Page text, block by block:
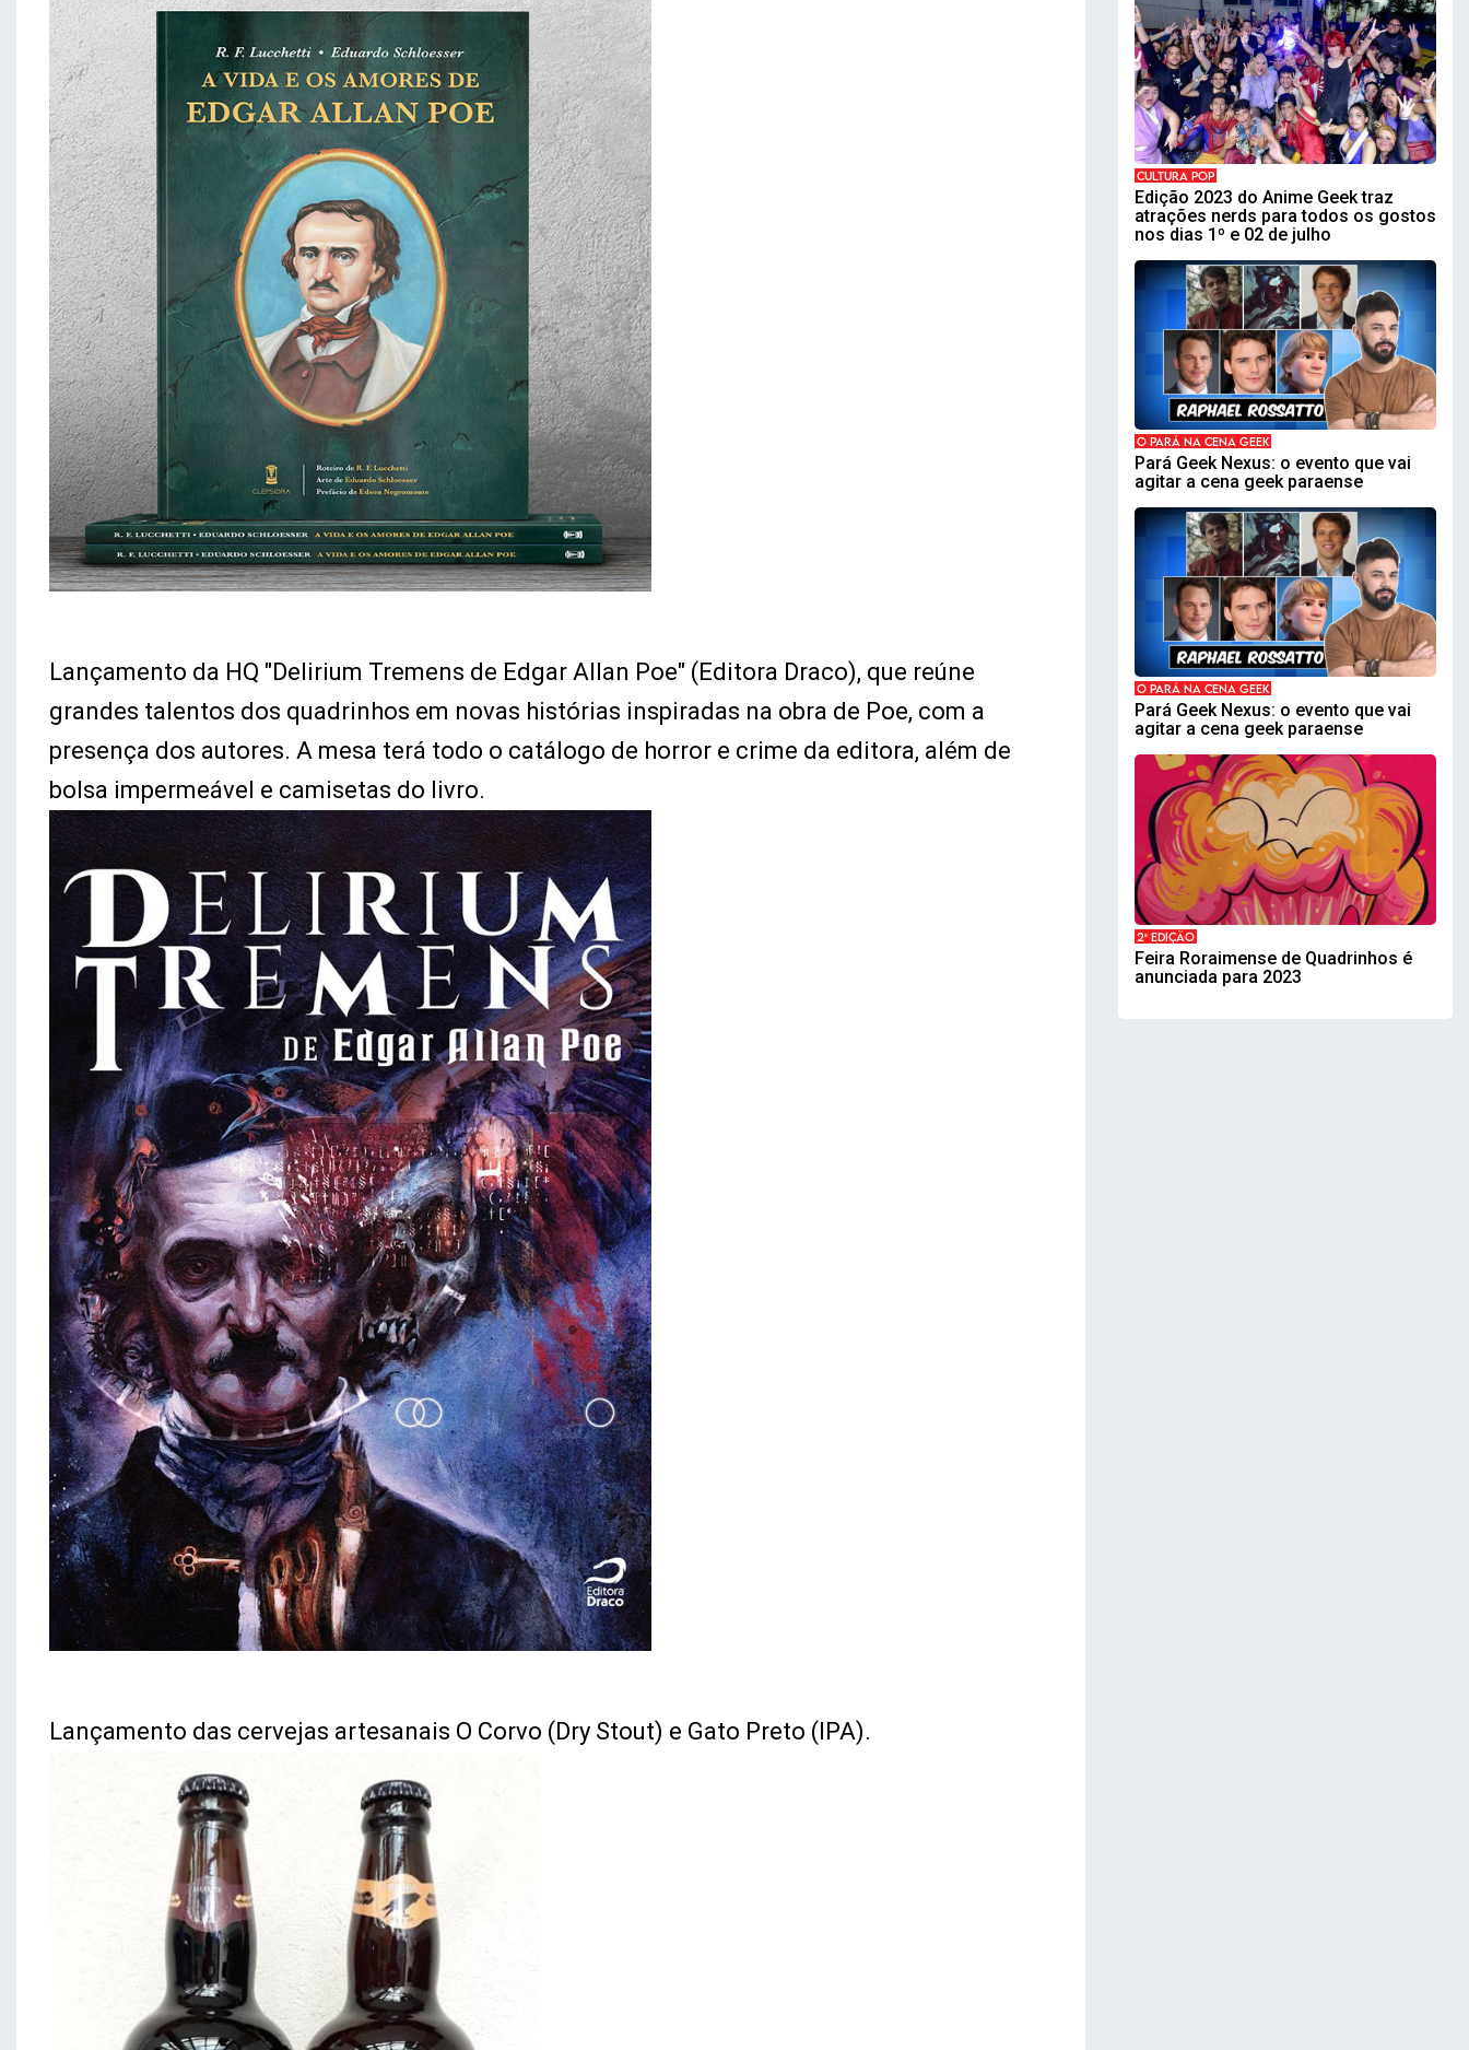
Lançamento da HQ "Delirium Tremens de Edgar Allan Poe" (Editora Draco), que reúne
grandes talentos dos quadrinhos em novas histórias inspiradas na obra de Poe, com a
presença dos autores. A mesa terá todo o catálogo de horror e crime da editora, além de
bolsa impermeável e camisetas do livro.
Lançamento das cervejas artesanais O Corvo (Dry Stout) e Gato Preto (IPA).
CULTURA POP
Edição 2023 do Anime Geek traz
atrações nerds para todos os gostos
nos dias 1º e 02 de julho
O PARÁ NA CENA GEEK
Pará Geek Nexus: o evento que vai
agitar a cena geek paraense
O PARÁ NA CENA GEEK
Pará Geek Nexus: o evento que vai
agitar a cena geek paraense
2ª EDIÇÃO
Feira Roraimense de Quadrinhos é
anunciada para 2023